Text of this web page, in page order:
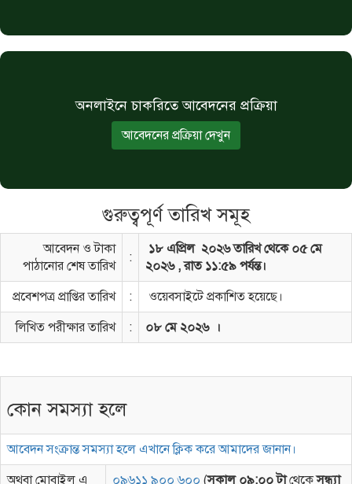
অনলাইনে চাকরিতে আবেদনের প্রক্রিয়া
আবেদনের প্রক্রিয়া দেখুন
গুরুত্বপূর্ণ তারিখ সমূহ
আবেদন ও টাকা
পাঠানোর শেষ তারিখ
:
১৮ এপ্রিল ২০২৬ তারিখ থেকে ০৫ মে
২০২৬ , রাত ১১:৫৯ পর্যন্ত।
প্রবেশপত্র প্রাপ্তির তারিখ
:
ওয়েবসাইটে প্রকাশিত হয়েছে।
লিখিত পরীক্ষার তারিখ
: ০৮ মে ২০২৬ ।
কোন সমস্যা হলে
আবেদন সংক্রান্ত সমস্যা হলে এখানে ক্লিক করে আমাদের জানান।
অথবা মোবাইল এ
০৯৬১১ ৯০০ ৬০০ (সকাল ০৯:০০ টাথেকেসন্ধ্যা